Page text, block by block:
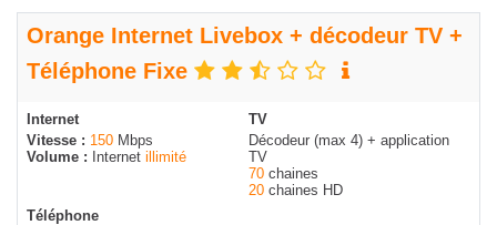
Orange Internet Livebox + décodeur TV +
Téléphone Fixe
Internet
Vitesse : 150 Mbps
Volume : Internet illimité
TV
Décodeur (max 4) + application
TV
70 chaines
20 chaines HD
Téléphone